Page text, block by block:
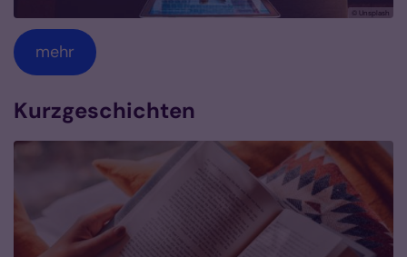
© Unsplash
mehr
Kurzgeschichten